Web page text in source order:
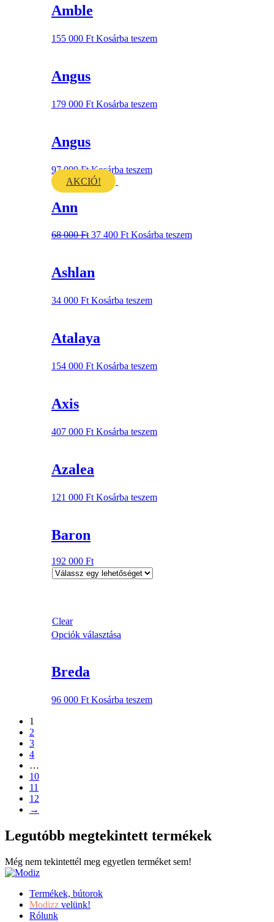
Amble
155 000 Ft Kosárba teszem
Angus
179 000 Ft Kosárba teszem
Angus
97 000Ft Kosárba teszem
AKCIÓ!
Ann
68 000Ft 37 400 Ft Kosárba teszem
Ashlan
34 000 Ft Kosárba teszem
Atalaya
154 000 Ft Kosárba teszem
Axis
407 000 Ft Kosárba teszem
Azalea
121 000 Ft Kosárba teszem
Baron
192 000 Ft
Clear
Opciók választása
Breda
96 000 Ft Kosárba teszem
1
2
3
4
…
10
11
12
→
Legutóbb megtekintett termékek
Még nem tekintettél meg egyetlen terméket sem!
Termékek, bútorok
Modizz velünk!
Rólunk